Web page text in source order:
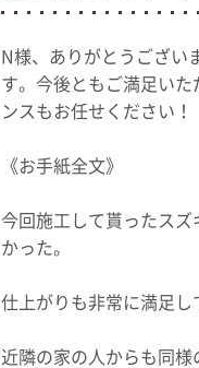
N様、ありがとうござい
す。今後ともご満足い
ンスもお任せください！
《お手紙全文》
今回施工して貰ったス
かった。
仕上がりも非常に満足し
近隣の家の人からも同様